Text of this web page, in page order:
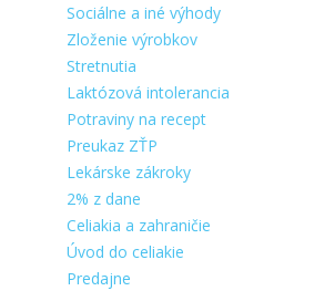
Sociálne a iné výhody
Zloženie výrobkov
Stretnutia
Laktózová intolerancia
Potraviny na recept
Preukaz ZŤP
Lekárske zákroky
2% z dane
Celiakia a zahraničie
Úvod do celiakie
Predajne